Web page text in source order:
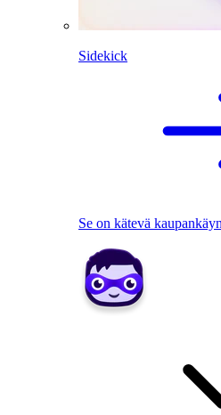
Sidekick
Se on kätevä